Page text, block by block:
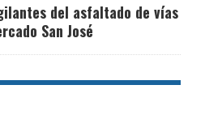
del asfaltado de vías
San José